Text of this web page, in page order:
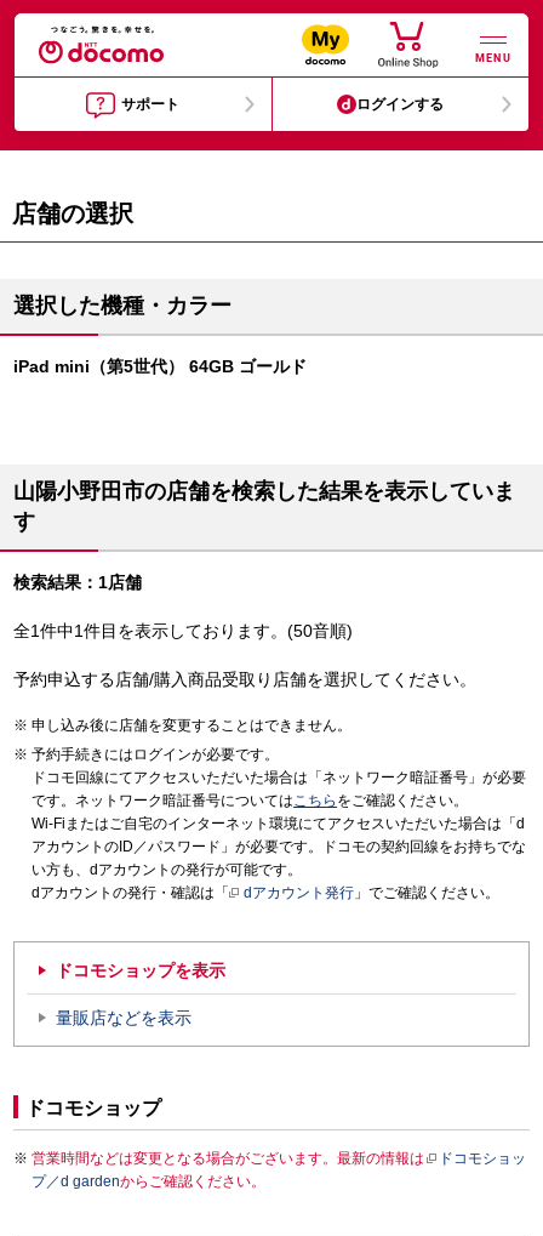
MENU
サポート ログインする
店舗の選択
選択した機種・カラー
iPad mini（第5世代） 64GB ゴールド
山陽小野田市の店舗を検索した結果を表示していま
す
検索結果：1店舗
全1件中1件目を表示しております。(50音順)
予約申込する店舗/購入商品受取り店舗を選択してください。
申し込み後に店舗を変更することはできません。
予約手続きにはログインが必要です。
ドコモ回線にてアクセスいただいた場合は「ネットワーク暗証番号」が必要
です。ネットワーク暗証番号についてはこちら をご確認ください。
Wi-Fiまたはご自宅のインターネット環境にてアクセスいただいた場合は「d
アカウントのID／パスワード」が必要です。ドコモの契約回線をお持ちでな
い方も、dアカウントの発行が可能です。
dアカウントの発行・確認は「
dアカウント発行 」でご確認ください。
ドコモショップを表示
量販店などを表示
ドコモショップ
営業時間などは変更となる場合がございます。最新の情報は
ドコモショッ
プ／d gardenからご確認ください。